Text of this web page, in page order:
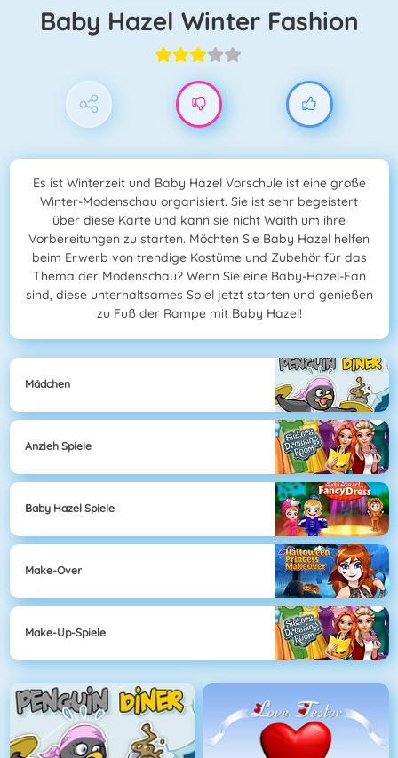
Baby Hazel Winter Fashion
Es ist Winterzeit und Baby Hazel Vorschule ist eine große
Winter-Modenschau organisiert. Sie ist sehr begeistert
über diese Karte und kann sie nicht Waith um ihre
Vorbereitungen zu starten. Möchten Sie Baby Hazel helfen
beim Erwerb von trendige Kostüme und Zubehör für das
Thema der Modenschau? Wenn Sie eine Baby-Hazel-Fan
sind, diese unterhaltsames Spiel jetzt starten und genießen
zu Fuß der Rampe mit Baby Hazel!
Mädchen
Anzieh Spiele
Baby Hazel Spiele
Make-Over
Make-Up-Spiele